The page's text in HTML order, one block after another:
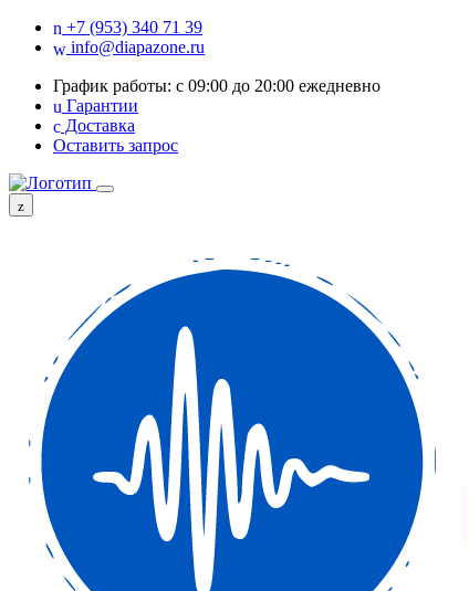
+7 (953) 340 71 39
info@diapazone.ru
График работы: с 09:00 до 20:00 ежедневно
Гарантии
Доставка
Оставить запрос